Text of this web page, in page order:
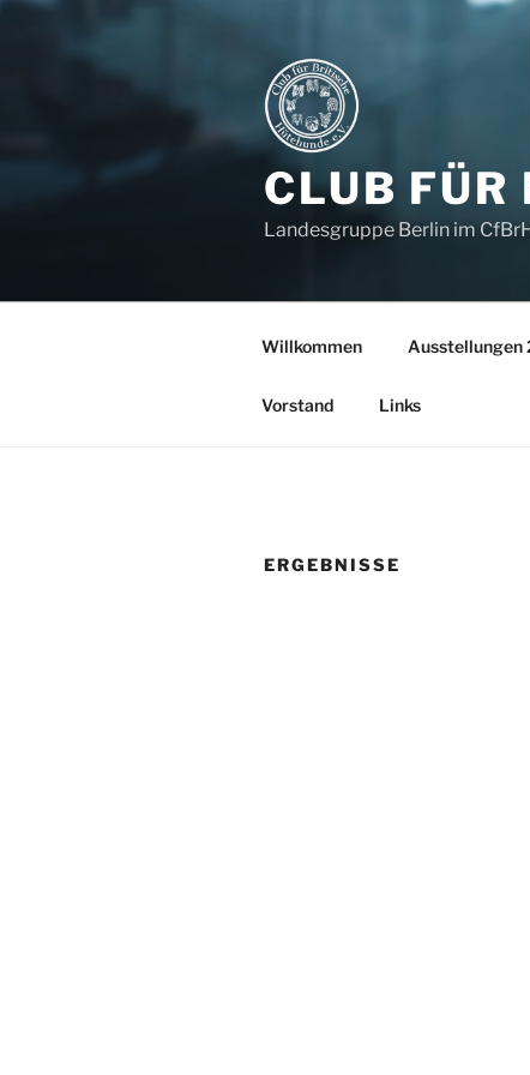
Zum
CLUB FÜR
Landesgruppe Berlin im CfBrH
Willkommen Ausstellungen
Vorstand Links
ERGEBNISSE